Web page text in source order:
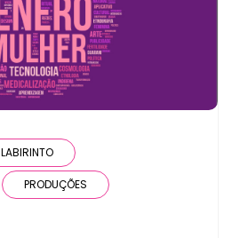
LABIRINTO
PRODUÇÕES